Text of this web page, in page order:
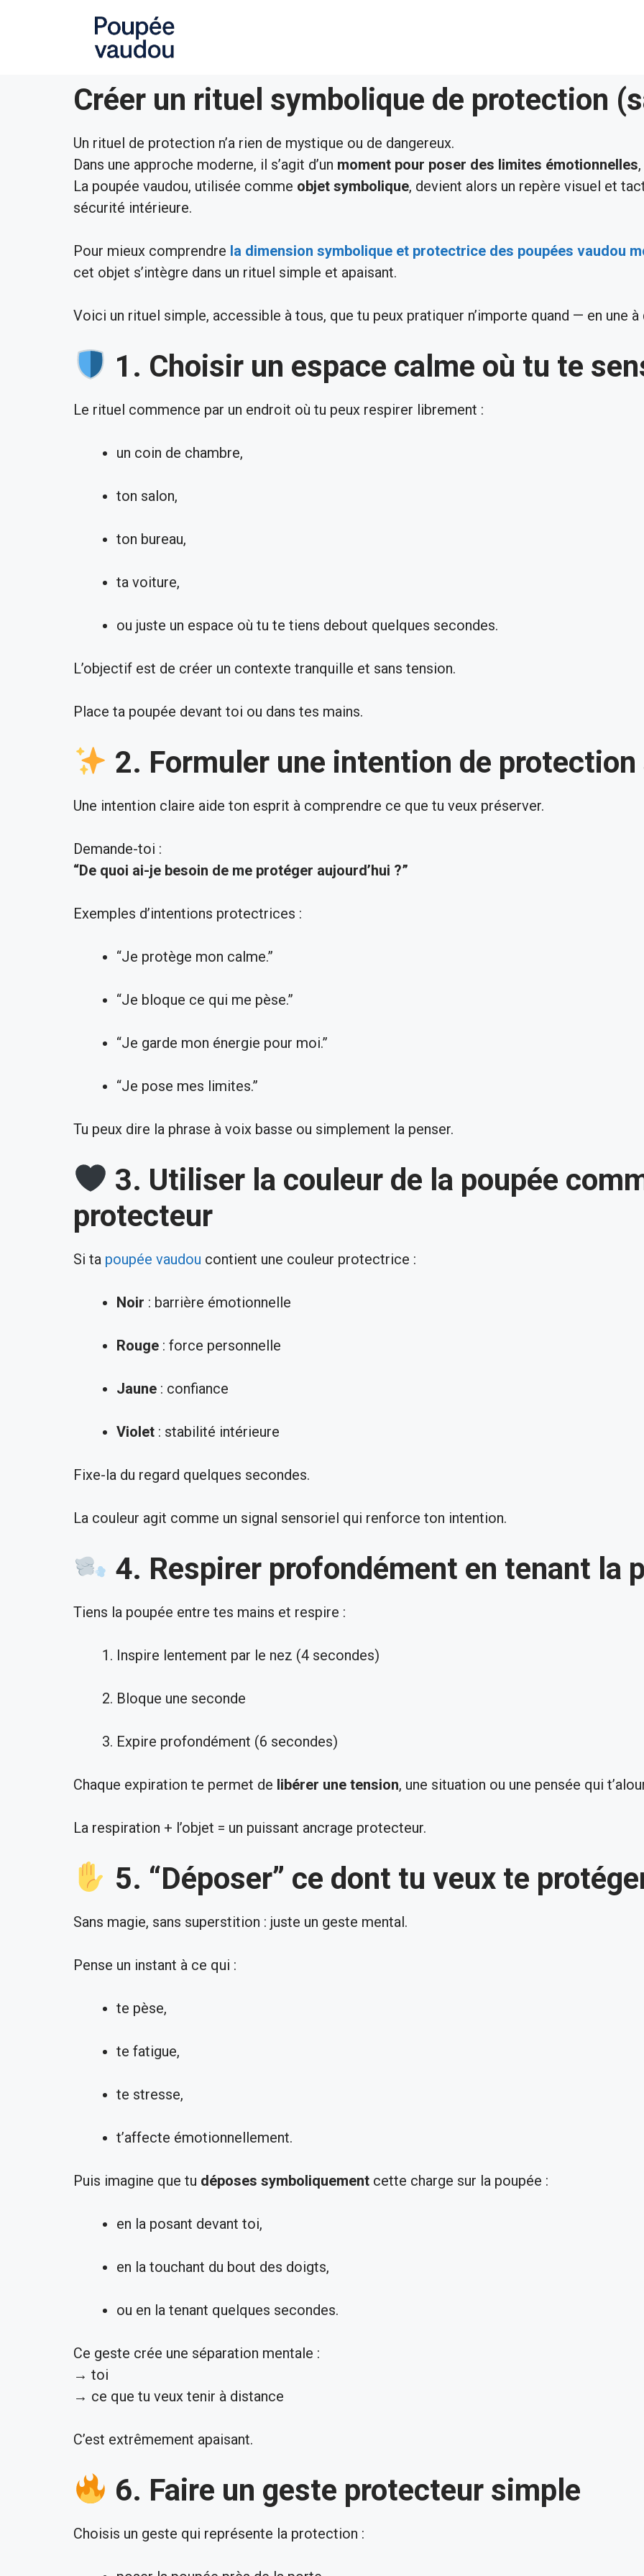
Créer un rituel symbolique de protection
Un rituel de protection n’a rien de mystique ou de dangereux.
Dans une approche moderne, il s’agit d’un moment pour poser des limites émotionnelles
La poupée vaudou, utilisée comme objet symbolique, devient alors un repère visuel et
sécurité intérieure.
Pour mieux comprendre la dimension symbolique et protectrice des poupées vaudou
cet objet s’intègre dans un rituel simple et apaisant.
Voici un rituel simple, accessible à tous, que tu peux pratiquer n’importe quand — en une
1. Choisir un espace calme où tu te
Le rituel commence par un endroit où tu peux respirer librement :
un coin de chambre,
ton salon,
ton bureau,
ta voiture,
ou juste un espace où tu te tiens debout quelques secondes.
L’objectif est de créer un contexte tranquille et sans tension.
Place ta poupée devant toi ou dans tes mains.
2. Formuler une intention de
Une intention claire aide ton esprit à comprendre ce que tu veux préserver.
Demande-toi :
“De quoi ai-je besoin de me protéger aujourd’hui ?”
Exemples d’intentions protectrices :
“Je protège mon calme.”
“Je bloque ce qui me pèse.”
“Je garde mon énergie pour moi.”
“Je pose mes limites.”
Tu peux dire la phrase à voix basse ou simplement la penser.
3. Utiliser la couleur de la poupée
protecteur
Si ta poupée vaudou contient une couleur protectrice :
Noir : barrière émotionnelle
Rouge : force personnelle
Jaune : confiance
Violet : stabilité intérieure
Fixe-la du regard quelques secondes.
La couleur agit comme un signal sensoriel qui renforce ton intention.
4. Respirer profondément en tenant la
Tiens la poupée entre tes mains et respire :
Inspire lentement par le nez (4 secondes)
Bloque une seconde
Expire profondément (6 secondes)
Chaque expiration te permet de libérer une tension, une situation ou une pensée qui
La respiration + l’objet = un puissant ancrage protecteur.
5. “Déposer” ce dont tu veux te
Sans magie, sans superstition : juste un geste mental.
Pense un instant à ce qui :
te pèse,
te fatigue,
te stresse,
t’affecte émotionnellement.
Puis imagine que tu déposes symboliquement cette charge sur la poupée :
en la posant devant toi,
en la touchant du bout des doigts,
ou en la tenant quelques secondes.
Ce geste crée une séparation mentale :
→ toi
→ ce que tu veux tenir à distance
C’est extrêmement apaisant.
6. Faire un geste protecteur simple
Choisis un geste qui représente la protection :